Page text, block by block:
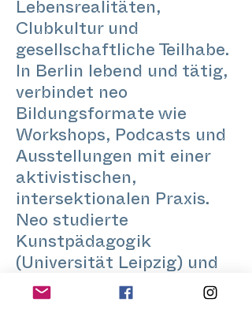
Lebensrealitäten,
Clubkultur und
gesellschaftliche Teilhabe.
In Berlin lebend und tätig,
verbindet neo
Bildungsformate wie
Workshops, Podcasts und
Ausstellungen mit einer
aktivistischen,
intersektionalen Praxis.
Neo studierte
Kunstpädagogik
(Universität Leipzig) und
Curatorial Studies (ZHdK)